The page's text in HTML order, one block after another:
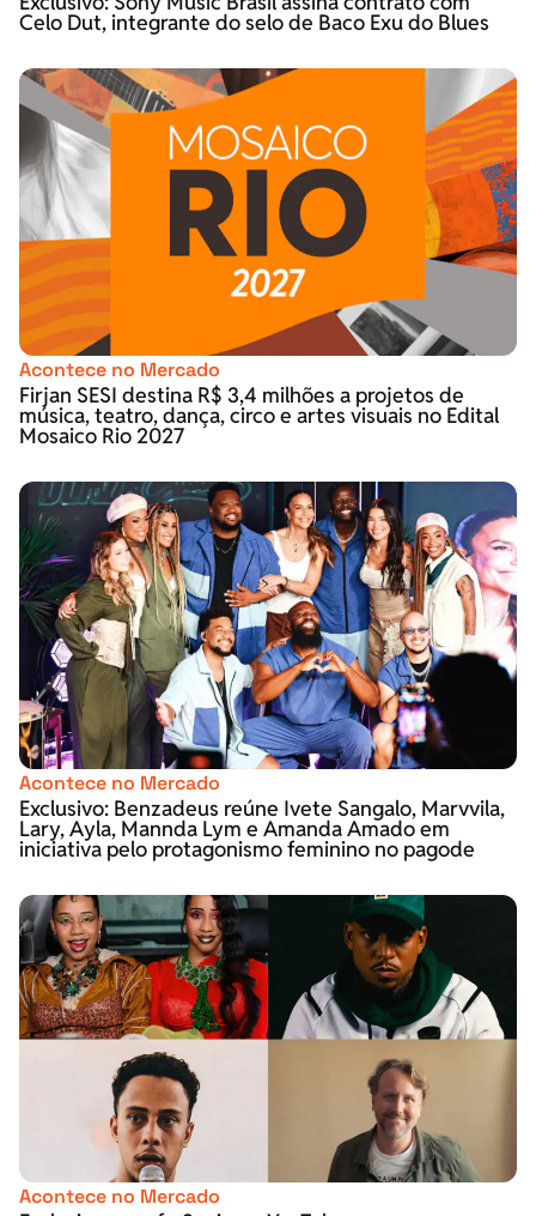
Celo Dut, integrante do selo de Baco Exu do Blues
Acontece no Mercado
Firjan SESI destina R$ 3,4 milhões a projetos de
música, teatro, dança, circo e artes visuais no Edital
Mosaico Rio 2027
Acontece no Mercado
Exclusivo: Benzadeus reúne Ivete Sangalo, Marvvila,
Lary, Ayla, Mannda Lym e Amanda Amado em
iniciativa pelo protagonismo feminino no pagode
Acontece no Mercado